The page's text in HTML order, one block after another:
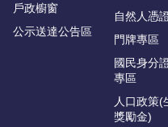
戶政櫥窗
公示送達公告區
自然人憑
門牌專區
國民身分
專區
人口政策(
獎勵金)